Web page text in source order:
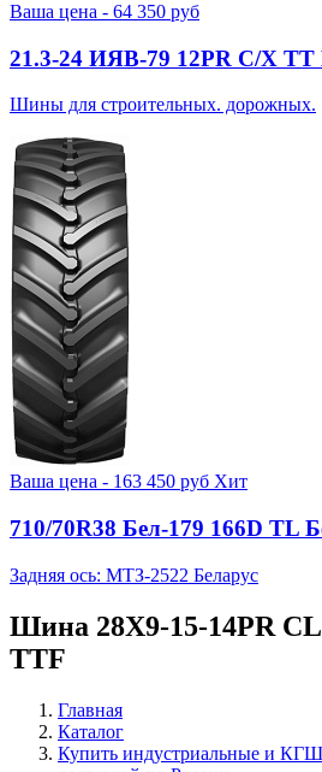
Ваша цена - 64 350 руб
21.3-24 ИЯВ-79 12PR С/Х TT
Шины для строительных. дорожных.
Ваша цена - 163 450 руб Хит
710/70R38 Бел-179 166D TL
Задняя ось: МТЗ-2522 Беларус
Шина 28X9-15-14PR
TTF
Главная
Каталог
Купить индустриальные и